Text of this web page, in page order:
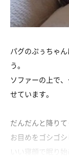
パグのぷぅちゃ
う。
ソファーの上で
せています。
だんだんと降り
お目めをゴシゴ
いい寝顔で眠り始